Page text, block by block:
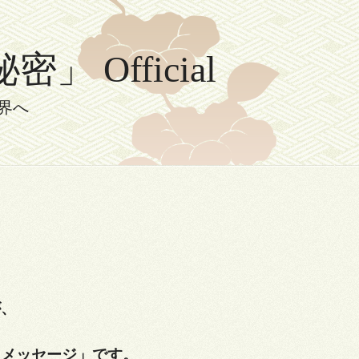
密」 Official
へ
ッセージ」です。